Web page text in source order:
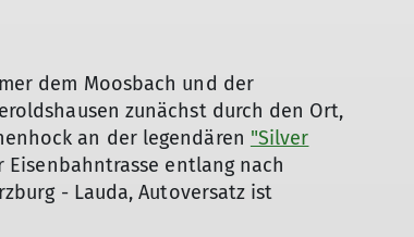
dem Moosbach und der
zunächst durch den Ort,
an der legendären "Silver
entlang nach
- Lauda, Autoversatz ist